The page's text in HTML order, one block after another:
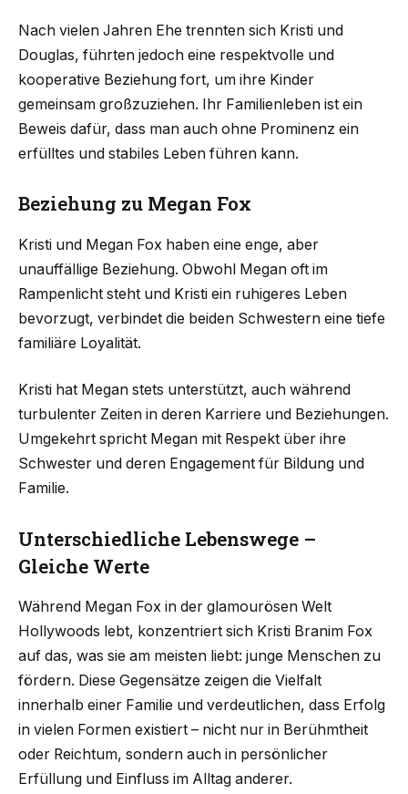
Nach vielen Jahren Ehe trennten sich Kristi und
Douglas, führten jedoch eine respektvolle und
kooperative Beziehung fort, um ihre Kinder
gemeinsam großzuziehen. Ihr Familienleben ist ein
Beweis dafür, dass man auch ohne Prominenz ein
erfülltes und stabiles Leben führen kann.
Beziehung zu Megan Fox
Kristi und Megan Fox haben eine enge, aber
unauffällige Beziehung. Obwohl Megan oft im
Rampenlicht steht und Kristi ein ruhigeres Leben
bevorzugt, verbindet die beiden Schwestern eine tiefe
familiäre Loyalität.
Kristi hat Megan stets unterstützt, auch während
turbulenter Zeiten in deren Karriere und Beziehungen.
Umgekehrt spricht Megan mit Respekt über ihre
Schwester und deren Engagement für Bildung und
Familie.
Unterschiedliche Lebenswege –
Gleiche Werte
Während Megan Fox in der glamourösen Welt
Hollywoods lebt, konzentriert sich Kristi Branim Fox
auf das, was sie am meisten liebt: junge Menschen zu
fördern. Diese Gegensätze zeigen die Vielfalt
innerhalb einer Familie und verdeutlichen, dass Erfolg
in vielen Formen existiert – nicht nur in Berühmtheit
oder Reichtum, sondern auch in persönlicher
Erfüllung und Einfluss im Alltag anderer.